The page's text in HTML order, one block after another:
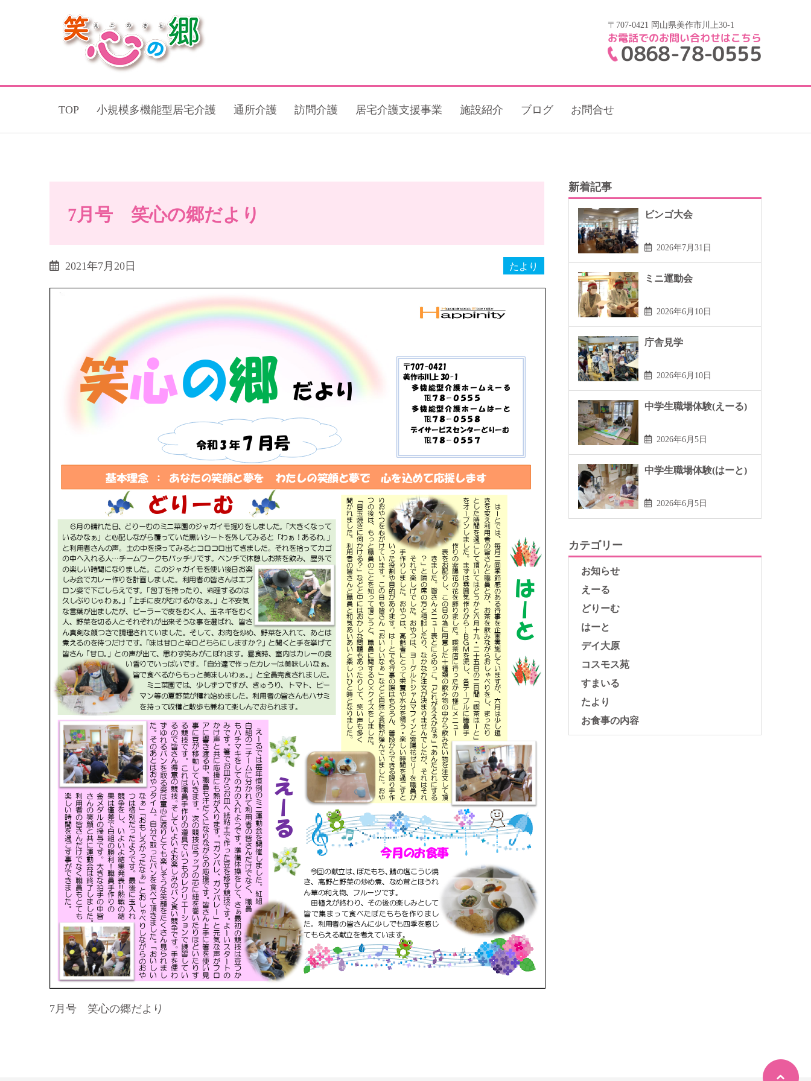
〒707-0421 岡山県美作市川上30-1
お電話でのお問い合わせはこちら
0868-78-0555
TOP 小規模多機能型居宅介護 通所介護 訪問介護 居宅介護支援事業 施設紹介 ブログ お問合せ
7月号 笑心の郷だより
2021年7月20日 たより
7月号 笑心の郷だより
新着記事
ビンゴ大会
2026年7月31日
ミニ運動会
2026年6月10日
庁舎見学
2026年6月10日
中学生職場体験(えーる)
2026年6月5日
中学生職場体験(はーと)
2026年6月5日
カテゴリー
お知らせ
えーる
どりーむ
はーと
デイ大原
コスモス苑
すまいる
たより
お食事の内容